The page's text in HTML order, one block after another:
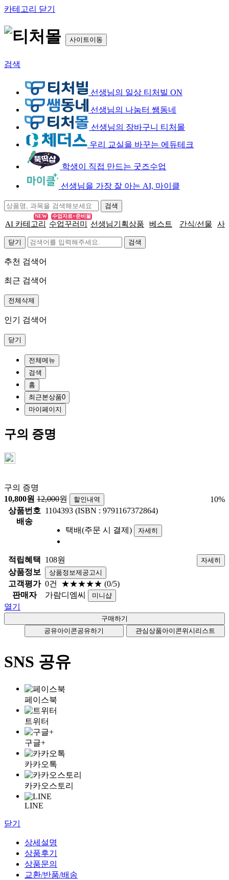
카테고리 닫기
사이트이동
검색
선생님의 일상 티처빌 ON
선생님의 나눔터 쌤동네
선생님의 장바구니 티처몰
우리 교실을 바꾸는 에듀테크
학생이 직접 만드는 굿즈수업
선생님을 가장 잘 아는 AI, 마이클
AI 카테고리
NEW
수업꾸러미
수업자료+준비물
선생님기획상품 베스트 간식/선물 사
닫기
추천 검색어
최근 검색어
전체삭제
인기 검색어
닫기
전체메뉴
검색
홈
최근본상품0
마이페이지
구의 증명
구의 증명
10,800원 12,000원 할인내역 10%
상품번호 1104393 (ISBN : 9791167372864)
배송
택배(주문 시 결제)
자세히
적립혜택 108원 자세히
상품정보 상품정보제공고시
고객평가 0건 ★★★★★ (0/5)
판매자
가람디엠씨 미니샵
열기
공유아이콘공유하기 관심상품아이콘위시리스트
SNS 공유
페이스북
트위터
구글+
카카오톡
카카오스토리
LINE
닫기
상세설명
상품후기
상품문의
교환/반품/배송